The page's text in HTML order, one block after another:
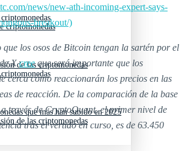
de las criptomonedas
que más han subido en 2025
criptomonedas
de las criptomonedas
news/new-ath-incoming-expert-says-
breakout/)
que los osos de Bitcoin tengan la sartén por el
X cree que será importante que los
cerca cómo reaccionarán los precios en las
de reacción. De la comparación de la base
través de CryptoQuant, el primer nivel de
tras el vertido en curso, es de 63.450